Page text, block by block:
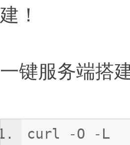
建！
一键服务端搭
curl -O -L